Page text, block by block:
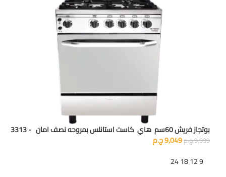
بوتجاز فريش 60سم هاي كاست استانلس بمروحه نصف امان - 3313
9,999ج.م9,049ج.م
9
12
18
24